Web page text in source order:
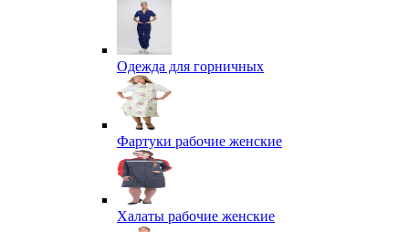
Одежда для горничных
Фартуки рабочие женские
Халаты рабочие женские